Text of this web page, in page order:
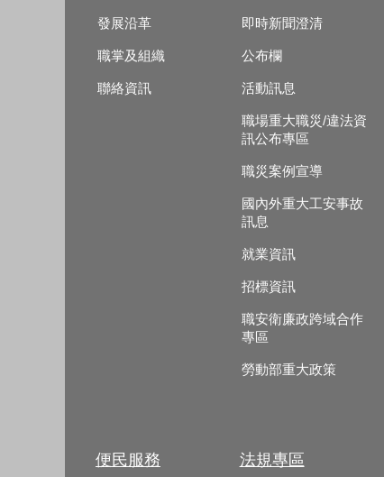
發展沿革
職掌及組織
聯絡資訊
即時新聞澄清
公布欄
活動訊息
職場重大職災/違法資
訊公布專區
職災案例宣導
國內外重大工安事故
訊息
就業資訊
招標資訊
職安衛廉政跨域合作
專區
勞動部重大政策
便民服務 法規專區